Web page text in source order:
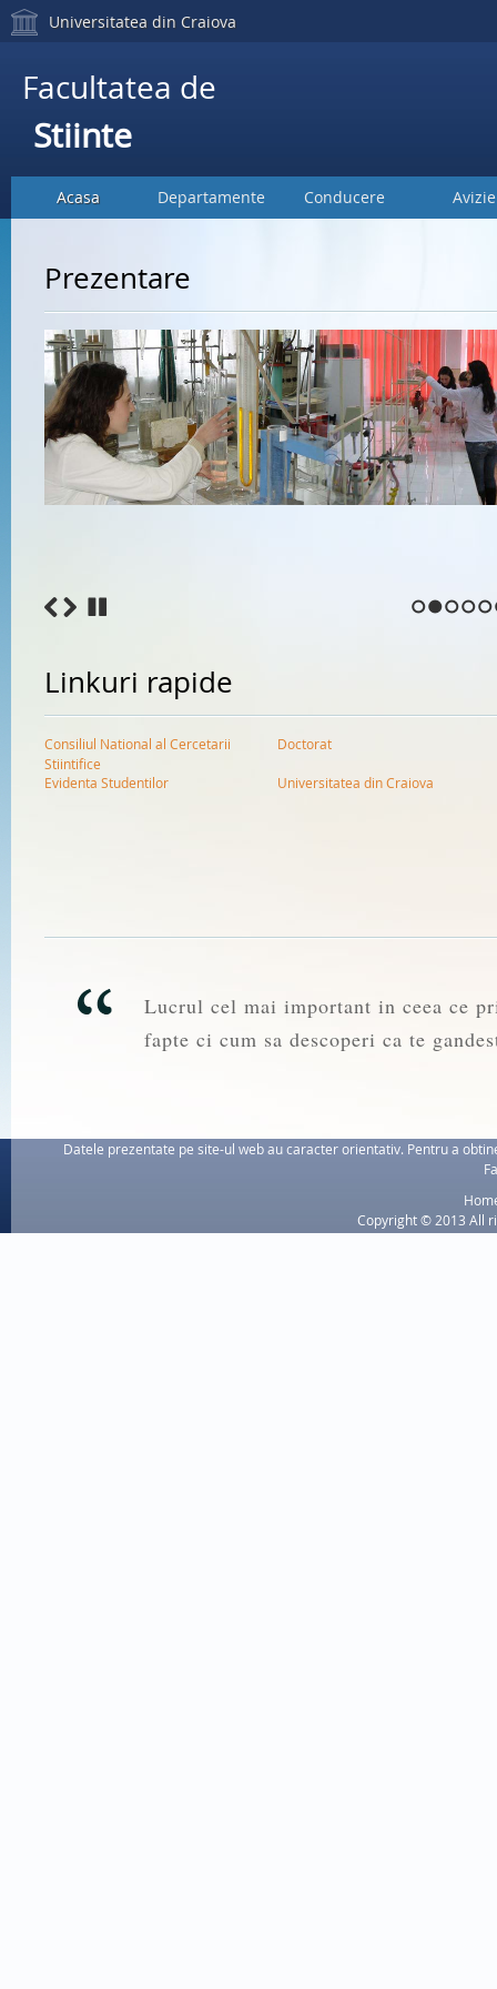
Universitatea din Craiova
Facultatea de
Stiinte
Acasa Departamente Conducere
Prezentare
Linkuri rapide
Consiliul National al Cercetarii
Stiintifice
Doctorat
Evidenta Studentilor Universitatea din Craiova
Lucrul cel mai important in ceea ce
fapte ci cum sa descoperi ca te
Datele prezentate pe site-ul web au caracter orientativ. Pentru a
Copyright © 2013 All